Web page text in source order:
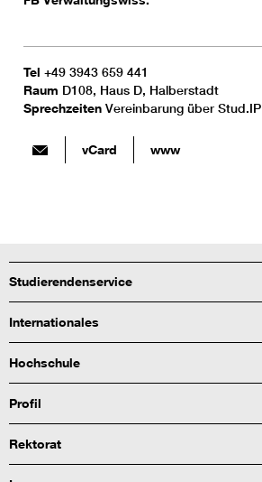
Tel +49 3943 659 441
Raum D108, Haus D, Halberstadt
Sprechzeiten Vereinbarung über Stud.IP
vCard www
Studierendenservice
Internationales
Hochschule
Profil
Rektorat